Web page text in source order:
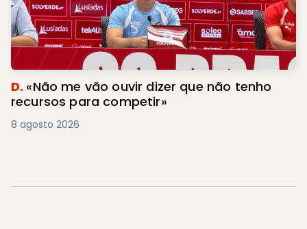
D. «Não me vão ouvir dizer que não tenho
recursos para competir»
8 agosto 2026